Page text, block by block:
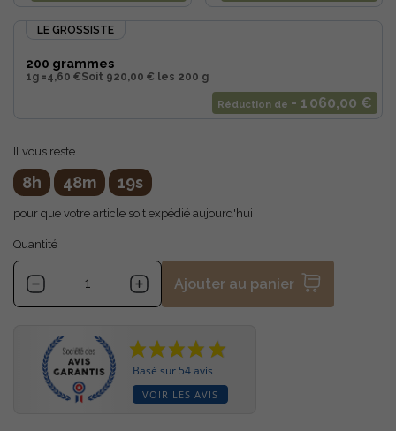
Réduction de - 1 060,00 €
200 grammes
LE GROSSISTE
1g =4,60 €Soit 920,00 € les 200 g
Il vous reste
8h 48m 18s
pour que votre article soit expédié aujourd'hui
Quantité
Ajouter au panier
Basé sur 54 avis
VOIR LES AVIS